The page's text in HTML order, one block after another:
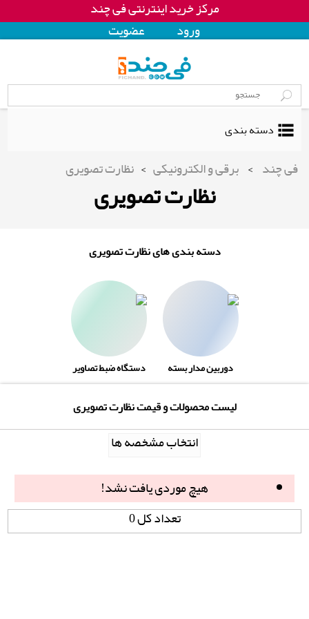
مرکز خرید اینترنتی فی چند
ورود
عضويت
دسته بندی
فی چند > برقی و الکترونیکی > نظارت تصویری
نظارت تصویری
دسته بندی های نظارت تصویری
دوربین مدار بسته دستگاه ضبط تصاویر
لیست محصولات و قیمت نظارت تصویری
انتخاب مشخصه ها
هیچ موردی یافت نشد!
تعداد کل 0